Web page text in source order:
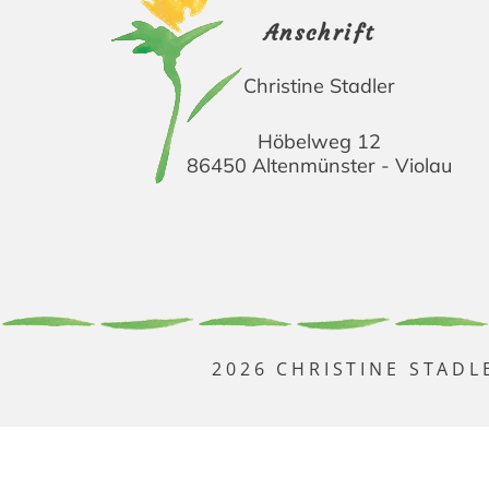
Anschrift
Christine Stadler
Höbelweg 12
86450 Altenmünster - Violau
2026 CHRISTINE